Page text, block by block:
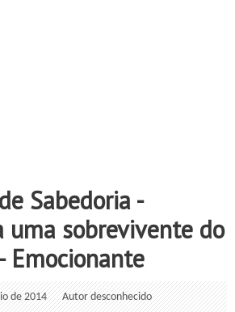
Sabedoria -
uma sobrevivente do
Emocionante
de 2014 Autor desconhecido